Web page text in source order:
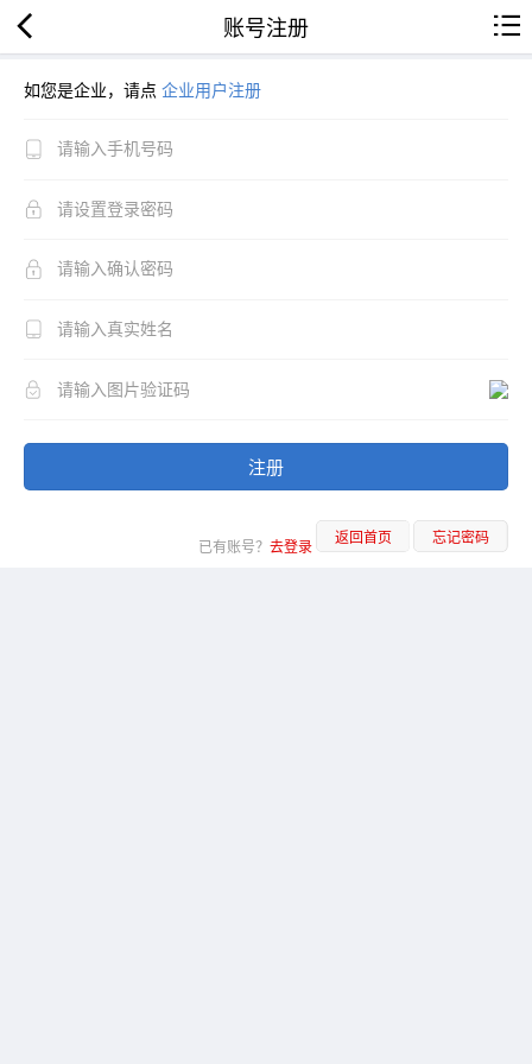
账号注册
如您是企业，请点 企业用户注册
注册
已有账号？ 去登录 返回首页 忘记密码